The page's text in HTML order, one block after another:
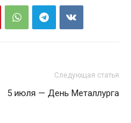
Следующая статья
5 июля — День Металлурга